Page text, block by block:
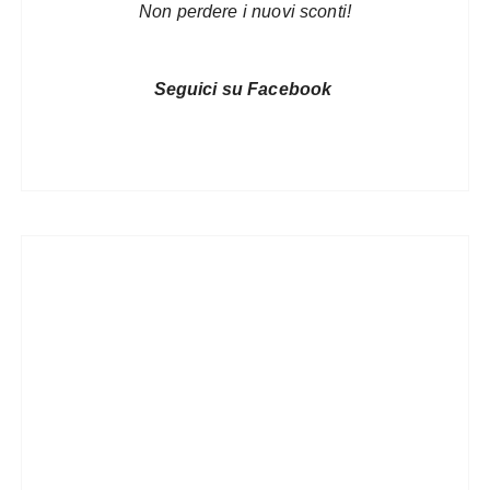
Non perdere i nuovi sconti!
Seguici su Facebook